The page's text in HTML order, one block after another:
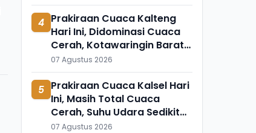
4 Prakiraan Cuaca Kalteng
Hari Ini, Didominasi Cuaca
Cerah, Kotawaringin Barat
dan Sekitarnya Berawan
07 Agustus 2026
5 Prakiraan Cuaca Kalsel Hari
Ini, Masih Total Cuaca
Cerah, Suhu Udara Sedikit
Lebih Turun
07 Agustus 2026